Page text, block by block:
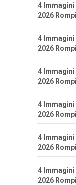
4
2026
4
2026
4
2026
4
2026
4
2026
4
2026